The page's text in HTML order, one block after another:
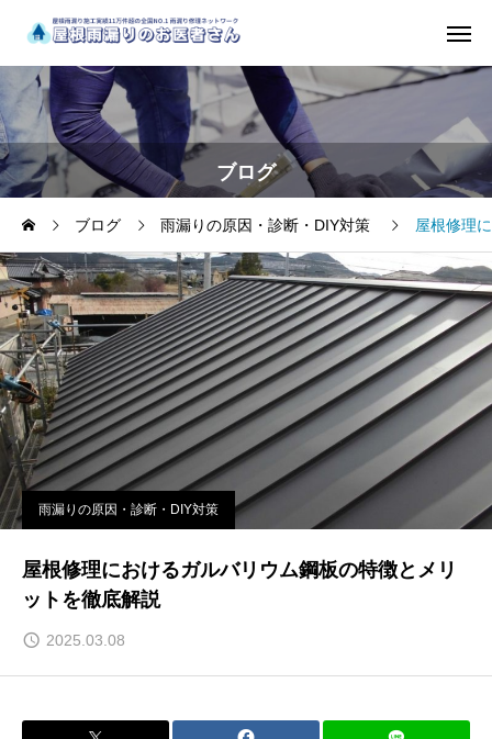
ブログ
ブログ 雨漏りの原因・診断・DIY対策 屋根修理
雨漏りの原因・診断・DIY対策
屋根修理におけるガルバリウム鋼板の特徴とメリ
ットを徹底解説
2025.03.08